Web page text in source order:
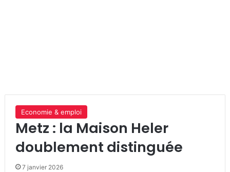
Economie & emploi
Metz : la Maison Heler
doublement distinguée
7 janvier 2026